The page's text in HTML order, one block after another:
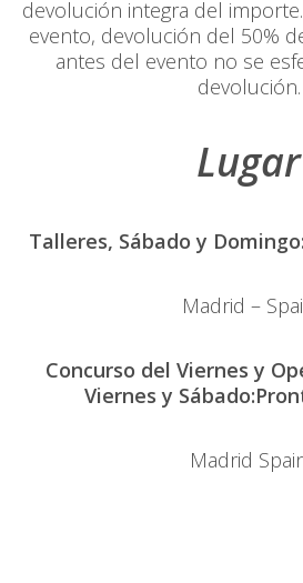
devolución integra del
evento, devolución del 50%
antes del evento no se
devolución.
Lugar
Talleres, Sábado y
Madrid –
Concurso del Viernes y
Viernes y
Madrid